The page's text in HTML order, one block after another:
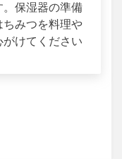
。保湿器の準備
ちみつを料理や
がけてください